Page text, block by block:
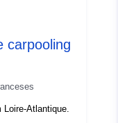
carpooling
Loire-Atlantique.